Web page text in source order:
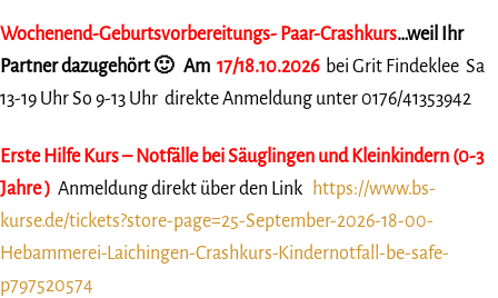
Wochenend-Geburtsvorbereitungs- Paar-Crashkurs…weil Ihr
Partner dazugehört 🙂 Am 17/18.10.2026bei Grit Findeklee Sa
13-19 Uhr So 9-13 Uhr direkte Anmeldung unter 0176/41353942
Erste Hilfe Kurs – Notfälle bei Säuglingen und Kleinkindern (0-3
Jahre ) Anmeldung direkt über den Link
https://www.bs-
kurse.de/tickets?store-page=25-September-2026-18-00-
Hebammerei-Laichingen-Crashkurs-Kindernotfall-be-safe-
p797520574